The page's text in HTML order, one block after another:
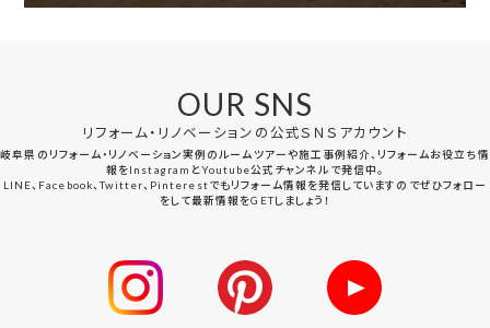
OUR SNS
リフォーム・リノベーションの公式ＳＮＳアカウント
岐阜県のリフォーム・リノベーション実例のルームツアーや施工事例紹介、リフォームお役立ち情
報をInstagramとYoutube公式チャンネルで発信中。
LINE、Facebook、Twitter、Pinterestでもリフォーム情報を発信していますのでぜひフォロー
をして最新情報をGETしましょう！